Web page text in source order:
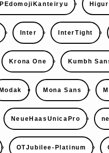
Inter InterTight
Krona One Kumbh
Modak Mona Sans
NeueHaasUnicaPro
OTJubilee-Platinum